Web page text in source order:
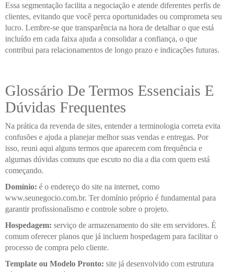
Essa segmentação facilita a negociação e atende diferentes perfis de
clientes, evitando que você perca oportunidades ou comprometa seu
lucro. Lembre-se que transparência na hora de detalhar o que está
incluído em cada faixa ajuda a consolidar a confiança, o que
contribui para relacionamentos de longo prazo e indicações futuras.
Glossário De Termos Essenciais E
Dúvidas Frequentes
Na prática da revenda de sites, entender a terminologia correta evita
confusões e ajuda a planejar melhor suas vendas e entregas. Por
isso, reuni aqui alguns termos que aparecem com frequência e
algumas dúvidas comuns que escuto no dia a dia com quem está
começando.
Domínio: é o endereço do site na internet, como
www.seunegocio.com.br. Ter domínio próprio é fundamental para
garantir profissionalismo e controle sobre o projeto.
Hospedagem: serviço de armazenamento do site em servidores. É
comum oferecer planos que já incluem hospedagem para facilitar o
processo de compra pelo cliente.
Template ou Modelo Pronto: site já desenvolvido com estrutura